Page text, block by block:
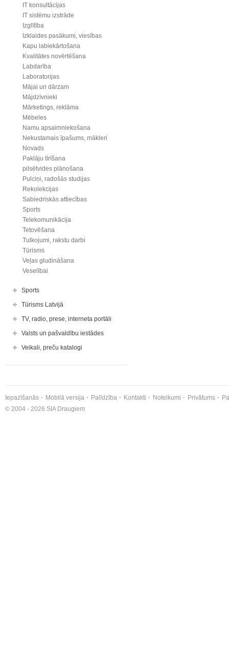
IT konsultācijas
IT sistēmu izstrāde
Izglītība
Izklaides pasākumi, viesības
Kapu labiekārtošana
Kvalitātes novērtēšana
Labdarība
Laboratorijas
Mājai un dārzam
Mājdzīvnieki
Mārketings, reklāma
Mēbeles
Namu apsaimniekošana
Nekustamais īpašums, mākleri
Novads
Paklāju tīrīšana
pilsētvides plānošana
Pulciņi, radošās studijas
Rekolekcijas
Sabiedriskās attiecības
Sports
Telekomunikācija
Tetovēšana
Tulkojumi, rakstu darbi
Tūrisms
Veļas gludināšana
Veselībai
Sports
Tūrisms Latvijā
TV, radio, prese, interneta portāli
Valsts un pašvaldību iestādes
Veikali, preču katalogi
Iepazīšanās Mobilā versija Palīdzība Kontakti Noteikumi Privātums
© 2004 - 2026 SIA Draugiem